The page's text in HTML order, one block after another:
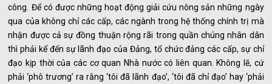
công. Để có được những hoạt động giải cứu nông sản những ngày
qua của không chỉ các cấp, các ngành trong hệ thống chính trị mà
nhận được cả sự đồng thuận rộng rãi trong quần chúng nhân dân
thì phải kể đến sự lãnh đạo của Đảng, tổ chức đảng các cấp, sự chỉ
đạo kịp thời của các cơ quan Nhà nước có liên quan. Không lẽ, cứ
phải ‘phô trương’ ra rằng ‘tôi đã lãnh đạo’, ‘tôi đã chỉ đạo’ hay ‘phải